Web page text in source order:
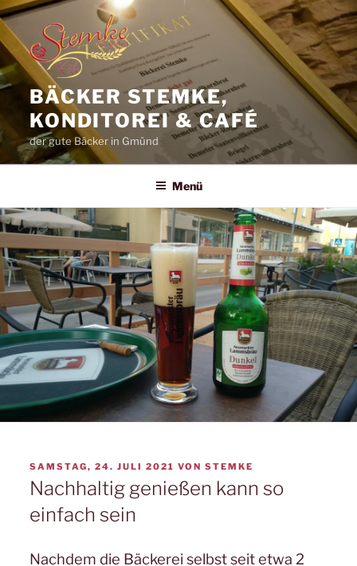
Zum
Inhalt
springen
BÄCKER STEMKE,
KONDITOREI & CAFÉ
der gute Bäcker in Gmünd
Menü
VERÖFFENTLICHT
AM
SAMSTAG, 24. JULI 2021 VON STEMKE
Nachhaltig genießen kann so
einfach sein
Nachdem die Bäckerei selbst seit etwa 2